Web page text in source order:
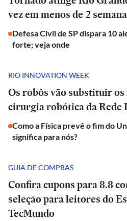
vez em menos de 2
Defesa Civil de SP dispara 10
forte; veja onde
RIO INNOVATION WEEK
Os robôs vão substituir
cirurgia robótica da Rede
Como a Física prevê o fim do
significa para nós?
GUIA DE COMPRAS
Confira cupons para 8.8
seleção para leitores do
TecMundo